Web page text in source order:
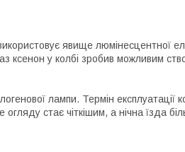
явище люмінесцентної
ксенон у колбі зробив можливим
лампи. Термін експлуатації
стає чіткішим, а нічна їзда